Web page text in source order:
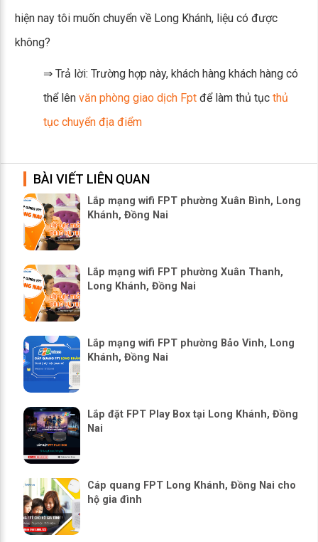
hiện nay tôi muốn chuyển về Long Khánh, liệu có được
không?
⇒ Trả lời: Trường hợp này, khách hàng khách hàng có
thể lên văn phòng giao dịch Fpt để làm thủ tục thủ
tục chuyển địa điểm
BÀI VIẾT LIÊN QUAN
Lắp mạng wifi FPT phường Xuân Bình, Long
Khánh, Đồng Nai
Lắp mạng wifi FPT phường Xuân Thanh,
Long Khánh, Đồng Nai
Lắp mạng wifi FPT phường Bảo Vinh, Long
Khánh, Đồng Nai
Lắp đặt FPT Play Box tại Long Khánh, Đồng
Nai
Cáp quang FPT Long Khánh, Đồng Nai cho
hộ gia đình